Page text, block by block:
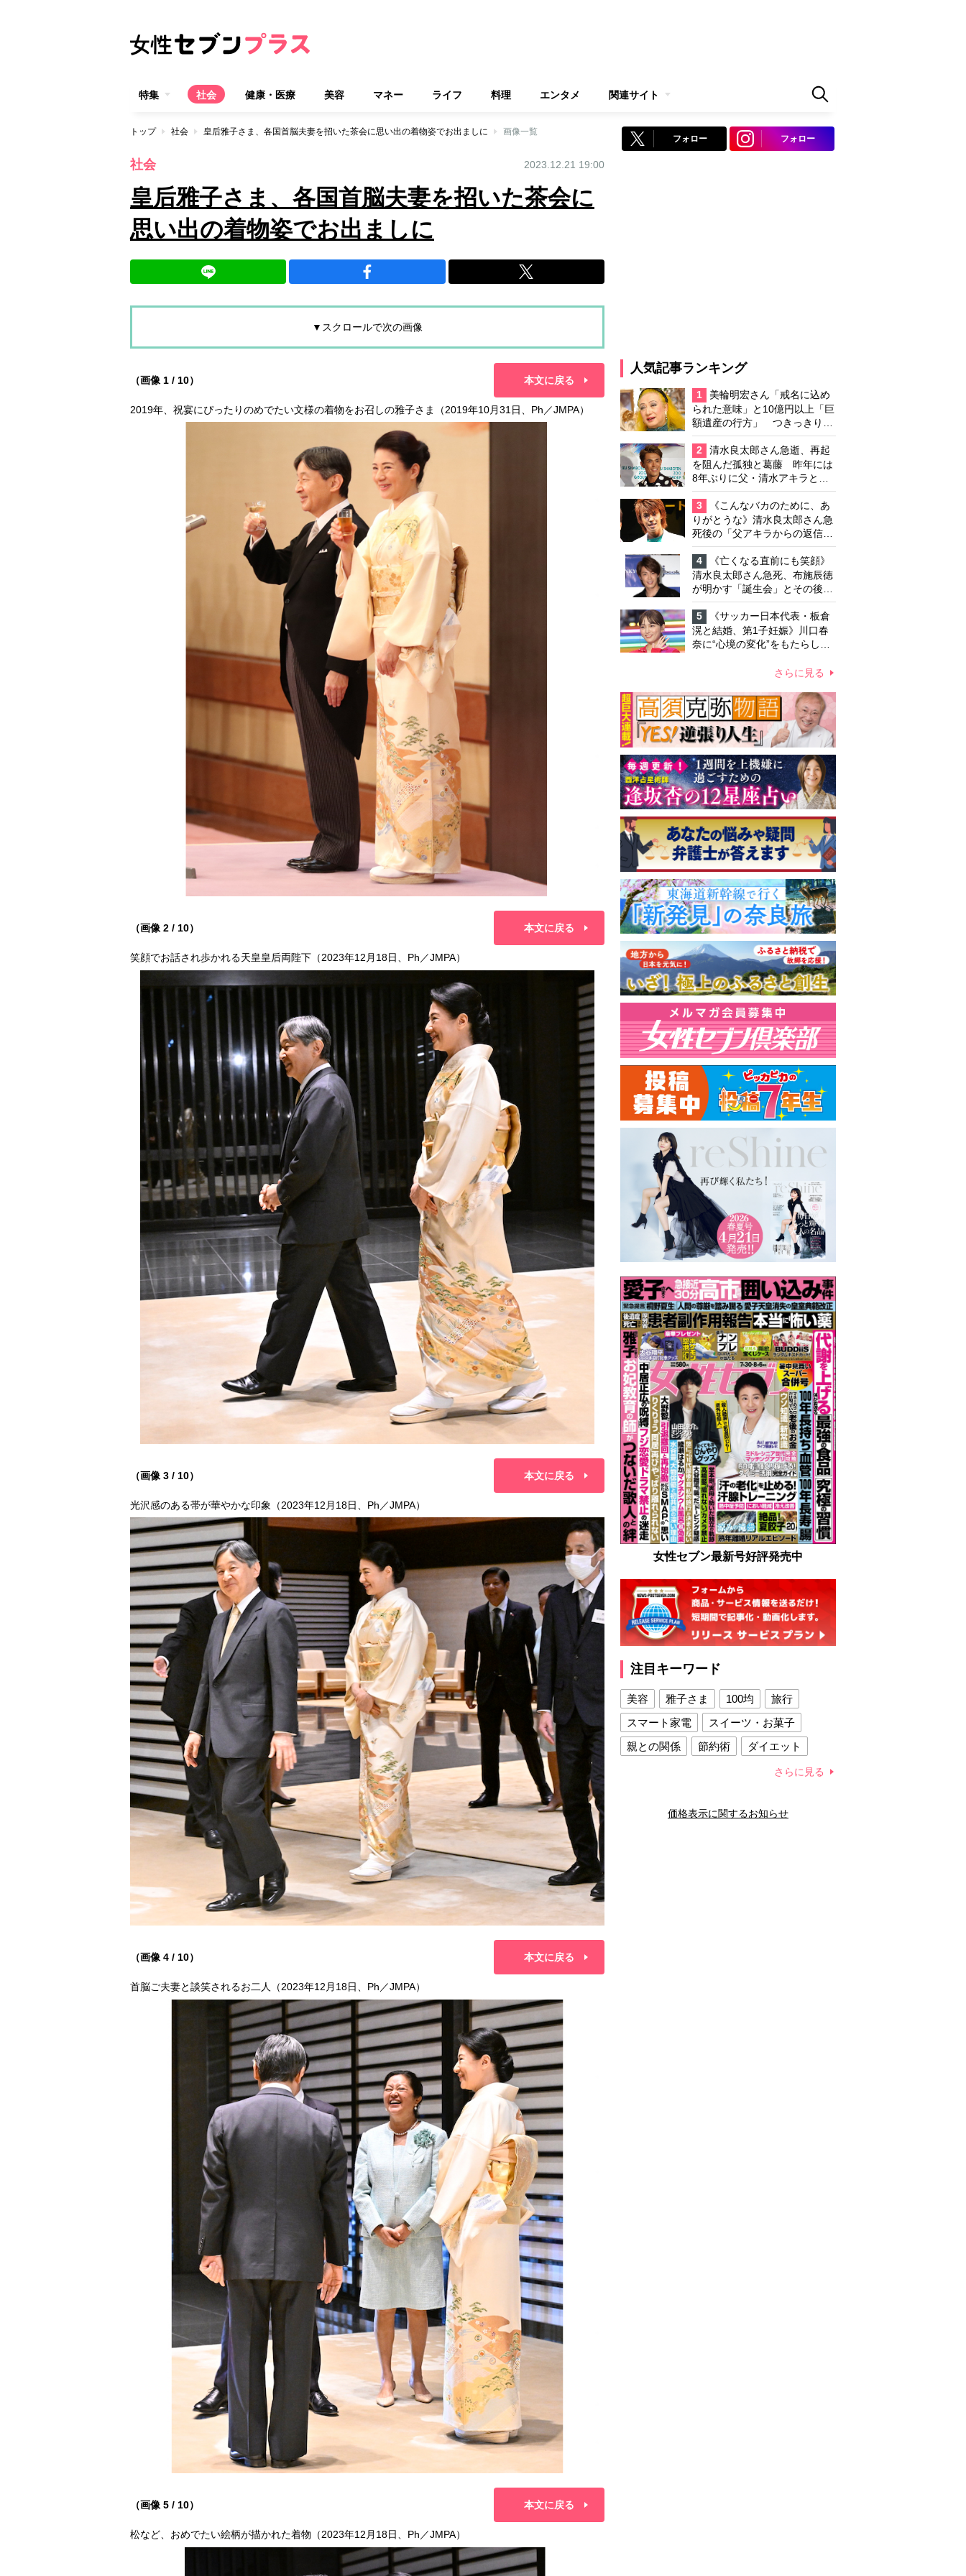
特集 社会 健康・医療 美容 マネー ライフ 料理 エンタメ 関連サイト
トップ 社会 皇后雅子さま、各国首脳夫妻を招いた茶会に思い出の着物姿でお出ましに 画像一覧
社会 2023.12.21 19:00
皇后雅子さま、各国首脳夫妻を招いた茶会に
思い出の着物姿でお出ましに
▼スクロールで次の画像
（画像 1 / 10） 本文に戻る
2019年、祝宴にぴったりのめでたい文様の着物をお召しの雅子さま（2019年10月31日、Ph／JMPA）
（画像 2 / 10） 本文に戻る
笑顔でお話され歩かれる天皇皇后両陛下（2023年12月18日、Ph／JMPA）
（画像 3 / 10） 本文に戻る
光沢感のある帯が華やかな印象（2023年12月18日、Ph／JMPA）
（画像 4 / 10） 本文に戻る
首脳ご夫妻と談笑されるお二人（2023年12月18日、Ph／JMPA）
（画像 5 / 10） 本文に戻る
松など、おめでたい絵柄が描かれた着物（2023年12月18日、Ph／JMPA）
フォロー フォロー
人気記事ランキング
1
美輪明宏さん「戒名に込め
られた意味」と10億円以上「巨
額遺産の行方」 つきっきりで
私生活をサポートしていた元俳
優が相続か
2
清水良太郎さん急逝、再起
を阻んだ孤独と葛藤 昨年には
8年ぶりに父・清水アキラと共
演、本格的な活動再開に向かっ
ていたが…周囲が懸念していた
「不安定なところ」
3
《こんなバカのために、あ
りがとうな》清水良太郎さん急
死後の「父アキラからの返信」
布施辰徳が涙で明かす「順番が
違う」
4
《亡くなる直前にも笑顔》
清水良太郎さん急死、布施辰徳
が明かす「誕生会」とその後の
メッセージ
5
《サッカー日本代表・板倉
滉と結婚、第1子妊娠》川口春
奈に“心境の変化”をもたらした
って「がんに蝕まれる母」を演
さらに見る
女性セブン最新号好評発売中
注目キーワード
美容 雅子さま 100均
旅行
スマート家電
スイーツ・お菓子
親との関係
節約術
ダイエット
夫との関係
新津春子 どか食い
さらに見る
価格表示に関するお知らせ